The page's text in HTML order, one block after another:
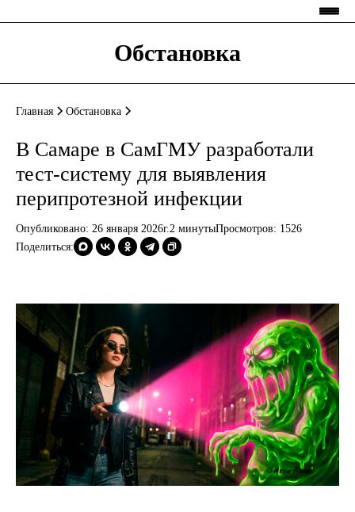
Обстановка
Главная Обстановка
В Самаре в СамГМУ разработали
тест-систему для выявления
перипротезной инфекции
Опубликовано: 26 января 2026г.2 минутыПросмотров: 1526
Поделиться: